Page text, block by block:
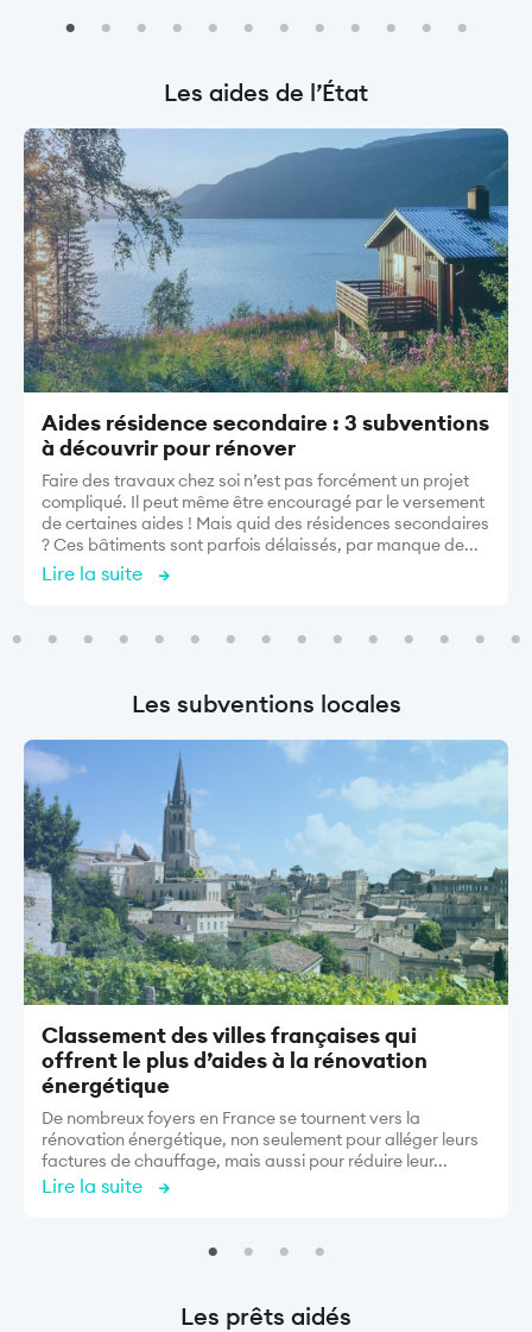
Les aides de l’État
Image
Aides résidence secondaire : 3 subventions
à découvrir pour rénover
Faire des travaux chez soi n’est pas forcément un projet
compliqué. Il peut même être encouragé par le versement
de certaines aides ! Mais quid des résidences secondaires
? Ces bâtiments sont parfois délaissés, par manque de...
Lire la suite
Les subventions locales
Image
Classement des villes françaises qui
offrent le plus d’aides à la rénovation
énergétique
De nombreux foyers en France se tournent vers la
rénovation énergétique, non seulement pour alléger leurs
factures de chauffage, mais aussi pour réduire leur...
Lire la suite
Les prêts aidés